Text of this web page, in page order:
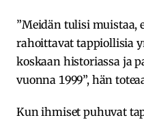
”Meidän tulisi muistaa,
rahoittavat tappiollisia
koskaan historiassa ja
vuonna 1999”, hän
Kun ihmiset puhuvat